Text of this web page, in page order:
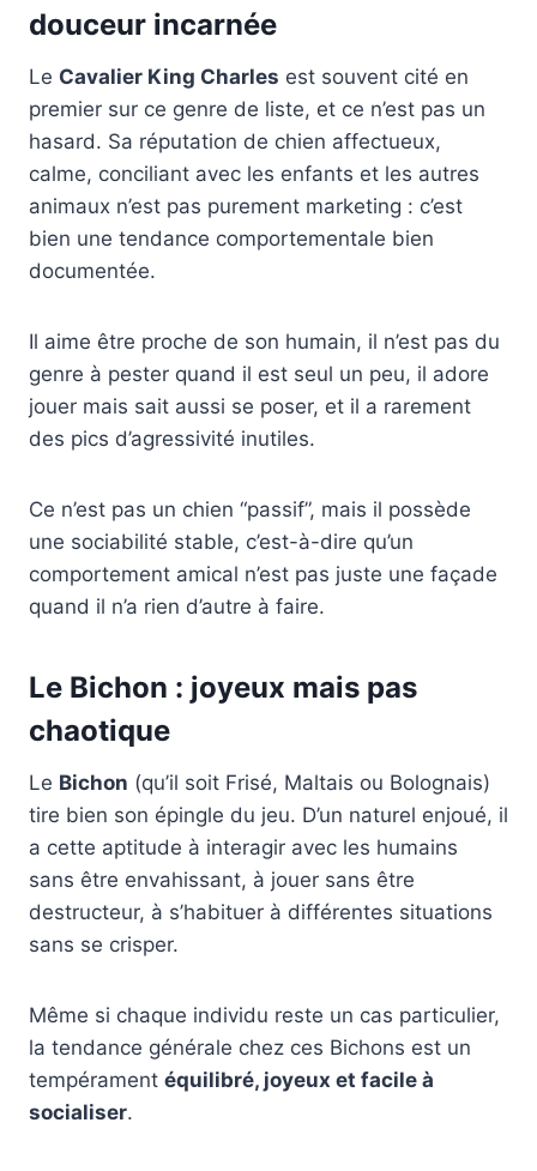
douceur incarnée
Le Cavalier King Charles est souvent cité en
premier sur ce genre de liste, et ce n’est pas un
hasard. Sa réputation de chien affectueux,
calme, conciliant avec les enfants et les autres
animaux n’est pas purement marketing : c’est
bien une tendance comportementale bien
documentée.
Il aime être proche de son humain, il n’est pas du
genre à pester quand il est seul un peu, il adore
jouer mais sait aussi se poser, et il a rarement
des pics d’agressivité inutiles.
Ce n’est pas un chien “passif”, mais il possède
une sociabilité stable, c’est-à-dire qu’un
comportement amical n’est pas juste une façade
quand il n’a rien d’autre à faire.
Le Bichon : joyeux mais pas
chaotique
Le Bichon (qu’il soit Frisé, Maltais ou Bolognais)
tire bien son épingle du jeu. D’un naturel enjoué, il
a cette aptitude à interagir avec les humains
sans être envahissant, à jouer sans être
destructeur, à s’habituer à différentes situations
sans se crisper.
Même si chaque individu reste un cas particulier,
la tendance générale chez ces Bichons est un
tempérament équilibré, joyeux et facile à
socialiser.